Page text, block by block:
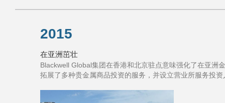
2015
在亚洲茁壮
Blackwell Global集团在香港和北京驻点意味强化了在亚洲
拓展了多种贵金属商品投资的服务，并设立营业所服务投资